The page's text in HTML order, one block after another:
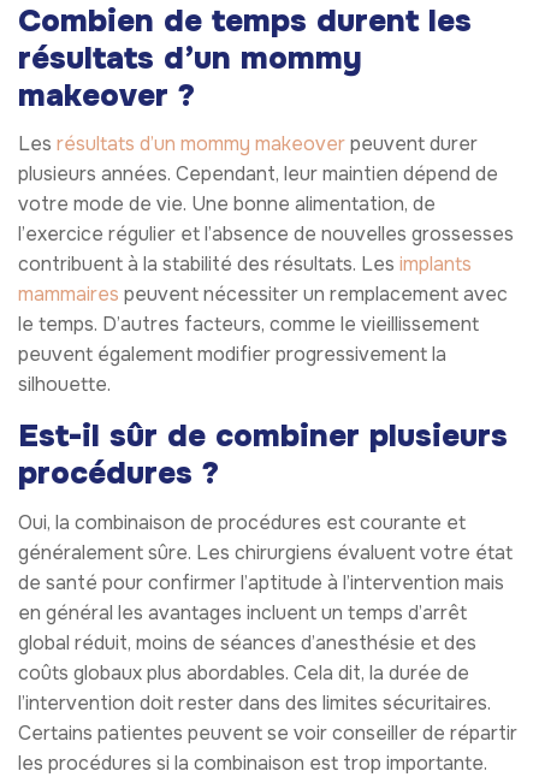
Combien de temps durent les
résultats d’un mommy
makeover ?
Les résultats d’un mommy makeoverpeuvent durer
plusieurs années. Cependant, leur maintien dépend de
votre mode de vie. Une bonne alimentation, de
l’exercice régulier et l’absence de nouvelles grossesses
contribuent à la stabilité des résultats. Les implants
mammaires peuvent nécessiter un remplacement avec
le temps. D’autres facteurs, comme le vieillissement
peuvent également modifier progressivement la
silhouette.
Est-il sûr de combiner plusieurs
procédures ?
Oui, la combinaison de procédures est courante et
généralement sûre. Les chirurgiens évaluent votre état
de santé pour confirmer l’aptitude à l’intervention mais
en général les avantages incluent un temps d’arrêt
global réduit, moins de séances d’anesthésie et des
coûts globaux plus abordables. Cela dit, la durée de
l’intervention doit rester dans des limites sécuritaires.
Certains patientes peuvent se voir conseiller de répartir
les procédures si la combinaison est trop importante.